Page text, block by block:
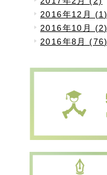
2016年12月 (1)
2016年10月 (2)
2016年8月 (76)